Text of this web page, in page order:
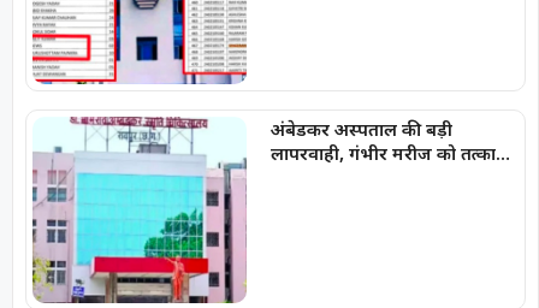
अंबेडकर अस्पताल की बड़ी
लापरवाही, गंभीर मरीज को तत्काल